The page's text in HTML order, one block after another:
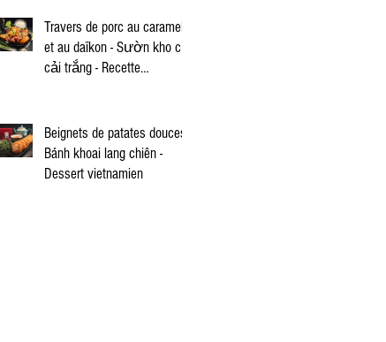
Travers de porc au caramel
et au daïkon - Sườn kho củ
cải trắng - Recette
Beignets de patates douces -
Bánh khoai lang chiên -
Dessert vietnamien